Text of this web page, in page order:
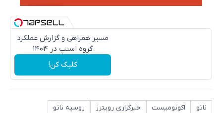
مسیر همراهی و گزارش عملکرد
گروه اسنپ در ۱۴۰۴
کلیک کن!
ناتو اکونومیست خبرگزاری رویترز
روسیه ناتو